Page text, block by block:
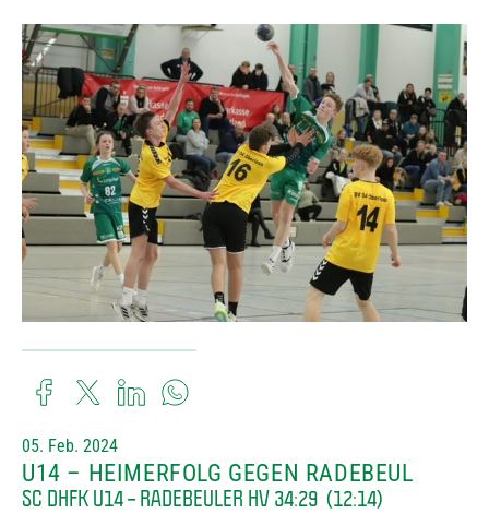
05. Feb. 2024
U14 – HEIMERFOLG GEGEN RADEBEUL
SC DHFK U14 – RADEBEULER HV ​34:29 (12:14)